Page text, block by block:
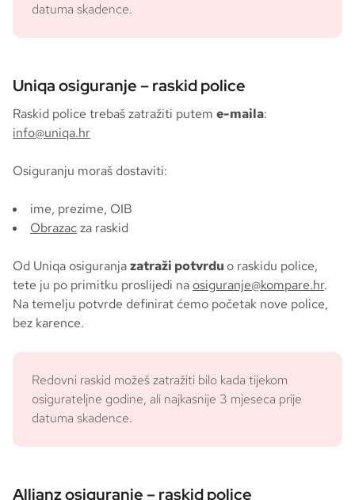
datuma skadence.
Uniqa osiguranje – raskid police
Raskid police trebaš zatražiti putem e-maila:
info@uniqa.hr
Osiguranju moraš dostaviti:
ime, prezime, OIB
Obrazacza raskid
Od Uniqa osiguranjazatraži potvrdu o raskidu police,
tete ju po primitku proslijedi na osiguranje@kompare.hr.
Na temelju potvrde definirat ćemo početak nove police,
bez karence.
Redovni raskid možeš zatražiti bilo kada tijekom
osigurateljne godine, ali najkasnije 3 mjeseca prije
datuma skadence.
Allianz osiguranje – raskid police